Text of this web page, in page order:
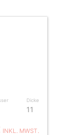
Dicke
11
INKL. MWST.